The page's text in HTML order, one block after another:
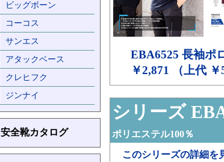
ビッグボーン
コーコス
サンエス
アタックベース
クレヒフク
ジンナイ
安全靴カタログ
EBA6525 長袖ポ
￥2,871 （上代 ￥
シリーズ
ポリエステル100％
このシリーズの詳細を